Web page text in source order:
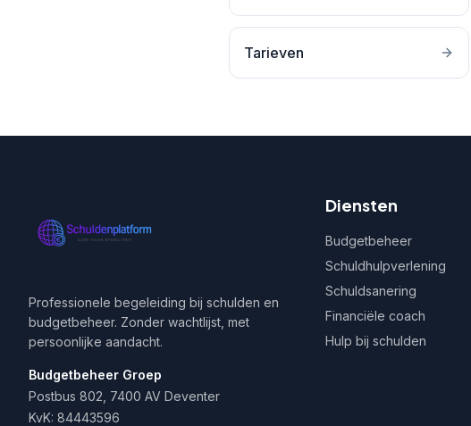
Tarieven
Professionele begeleiding bij schulden en
budgetbeheer. Zonder wachtlijst, met
persoonlijke aandacht.
Budgetbeheer Groep
Postbus 802, 7400 AV Deventer
KvK: 84443596
Diensten
Budgetbeheer
Schuldhulpverlening
Schuldsanering
Financiële coach
Hulp bij schulden